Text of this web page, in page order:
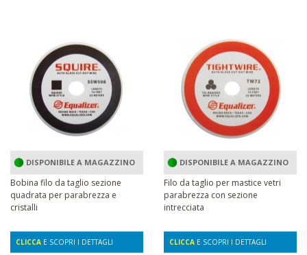
DISPONIBILE A MAGAZZINO
Bobina filo da taglio sezione
quadrata per parabrezza e
cristalli
CLICCA E SCOPRI I DETTAGLI
DISPONIBILE A MAGAZZINO
Filo da taglio per mastice vetri
parabrezza con sezione
intrecciata
CLICCA E SCOPRI I DETTAGLI